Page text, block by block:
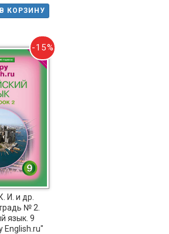
В КОРЗИНУ
-15%
И. и др.
№ 2.
язык. 9
English.ru"